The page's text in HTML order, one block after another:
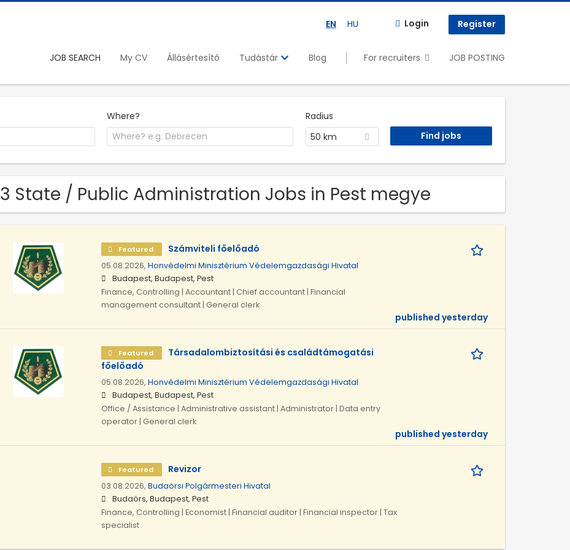
EN HU Login Register
JOB SEARCH My CV Állásértesítő Tudástár Blog For recruiters JOB POSTING
Where?
Radius
50 km
3 State / Public Administration Jobs in Pest megye
Featured Számviteli főelőadó
05.08.2026, Honvédelmi Minisztérium Védelemgazdasági Hivatal
Budapest, Budapest, Pest
Finance, Controlling | Accountant | Chief accountant | Financial
management consultant | General clerk
published yesterday
Featured
Társadalombiztosítási és családtámogatási
főelőadó
05.08.2026, Honvédelmi Minisztérium Védelemgazdasági Hivatal
Budapest, Budapest, Pest
Office / Assistance | Administrative assistant | Administrator | Data entry
operator | General clerk
published yesterday
Featured Revizor
03.08.2026, Budaörsi Polgármesteri Hivatal
Budaörs, Budapest, Pest
Finance, Controlling | Economist | Financial auditor | Financial inspector | Tax
specialist